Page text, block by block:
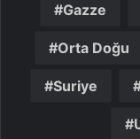
Gazze
Orta Doğu
Suriye